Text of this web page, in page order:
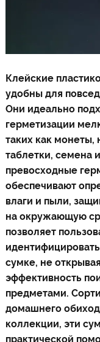
Клейские
удобны для
Они идеально
герметизации
таких как
таблетки, семена
превосходные
обеспечивают
влаги и пыли,
на окружающую
позволяет
сумке, не
эффективность
предметами.
домашнего
коллекции, эти
практической